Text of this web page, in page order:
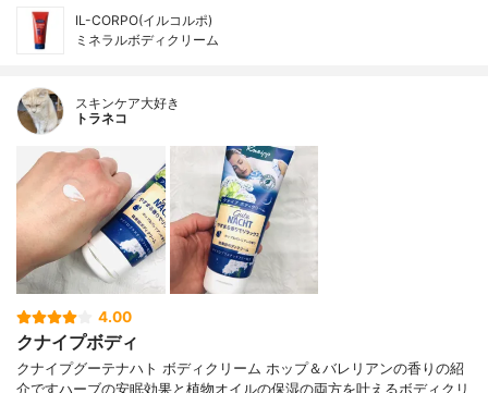
IL-CORPO(イルコルポ)
ミネラルボディクリーム
スキンケア大好き
トラネコ
4.00
クナイプボディ
クナイプグーテナハト ボディクリーム ホップ＆バレリアンの香りの紹
介ですハーブの安眠効果と植物オイルの保湿の両方を叶えるボディクリ